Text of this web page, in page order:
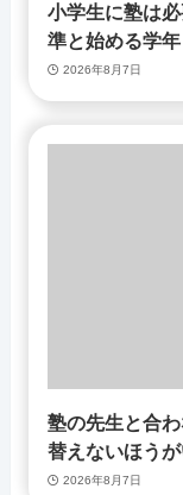
小学生に塾は
準と始める学年
2026年8月7日
塾の先生と合
替えないほう
2026年8月7日